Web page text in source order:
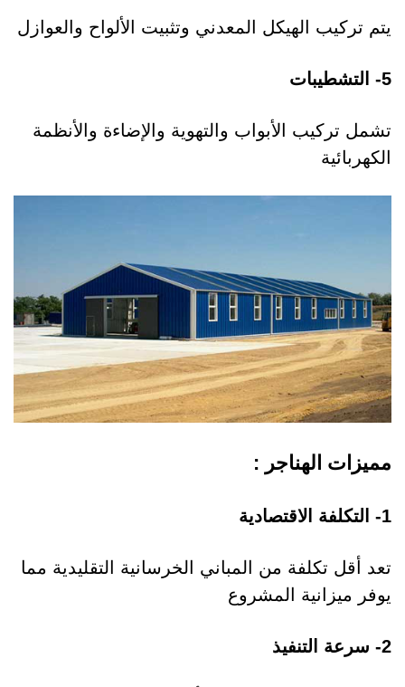
يتم تركيب الهيكل المعدني وتثبيت الألواح والعوازل
5- التشطيبات
تشمل تركيب الأبواب والتهوية والإضاءة والأنظمة
الكهربائية
مميزات الهناجر :
1- التكلفة الاقتصادية
تعد أقل تكلفة من المباني الخرسانية التقليدية مما
يوفر ميزانية المشروع
2- سرعة التنفيذ